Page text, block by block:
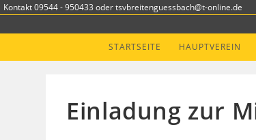
Zum
Kontakt 09544 - 950433 oder tsvbreitenguessbach@t-online.de
STARTSEITE HAUPTVEREIN
Einladung zur